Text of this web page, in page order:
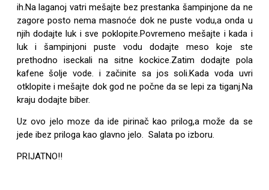
ih.Na laganoj vatri mešajte bez prestanka šampinjone da ne
zagore posto nema masnoće dok ne puste vodu,a onda u
njih dodajte luk i sve poklopite.Povremeno mešajte i kada i
luk i šampinjoni puste vodu dodajte meso koje ste
prethodno iseckali na sitne kockice.Zatim dodajte pola
kafene šolje vode. i začinite sa jos soli.Kada voda uvri
otklopite i mešajte dok god ne počne da se lepi za tiganj.Na
kraju dodajte biber.
Uz ovo jelo moze da ide pirinač kao prilog,a može da se
jede ibez priloga kao glavno jelo. Salata po izboru.
PRIJATNO!!